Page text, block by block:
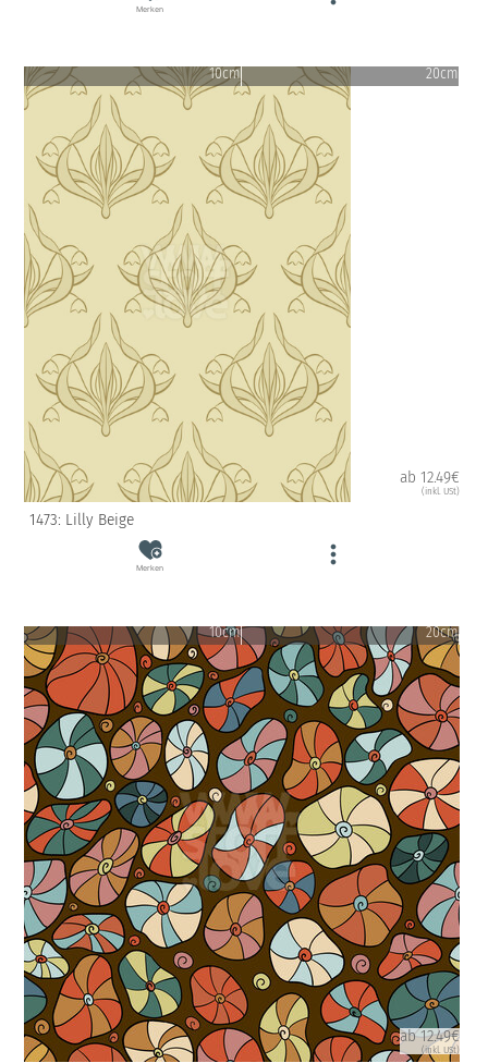
Merken
10cm 20cm
ab 12.49€
(inkl. USt)
1473: Lilly Beige
Merken
10cm 20cm
ab 12.49€
(inkl. USt)